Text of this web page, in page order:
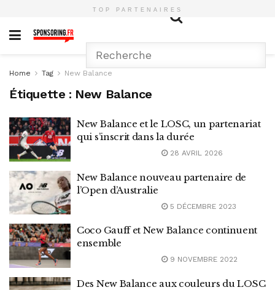
TOP PARTENAIRES
Home Tag New Balance
Étiquette : New Balance
New Balance et le LOSC, un partenariat
qui s’inscrit dans la durée
28 AVRIL 2026
New Balance nouveau partenaire de
l’Open d’Australie
5 DÉCEMBRE 2023
Coco Gauff et New Balance continuent
ensemble
9 NOVEMBRE 2022
Des New Balance aux couleurs du LOSC